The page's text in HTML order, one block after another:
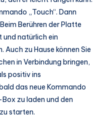
„Touch“. Dann
Berühren der Platte
und natürlich ein
Auch zu Hause können Sie
in Verbindung bringen,
positiv ins
das neue Kommando
zu laden und den
starten.